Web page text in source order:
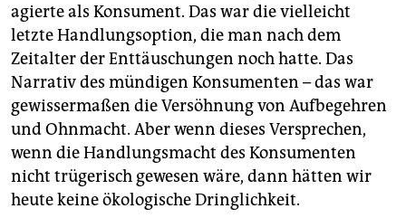
agierte als Konsument. Das war die vielleicht
letzte Handlungsoption, die man nach dem
Zeitalter der Enttäuschungen noch hatte. Das
Narrativ des mündigen Konsumenten – das war
gewissermaßen die Versöhnung von Aufbegehren
und Ohnmacht. Aber wenn dieses Versprechen,
wenn die Handlungsmacht des Konsumenten
nicht trügerisch gewesen wäre, dann hätten wir
heute keine ökologische Dringlichkeit.